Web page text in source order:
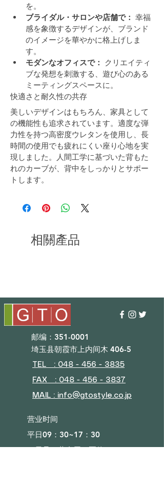
を。
ブライダル・サロンや店舗で： 幸福
感を象徴するデザインが、ブランド
のイメージを華やかに格上げしま
す。
モダンなオフィスで：
クリエイティ
ブな発想を刺激する、遊び心のある
ミーティングスペースに。
快適さと耐久性の共存
美しいデザインはもちろん、家具として
の機能性も追求されています。適度な弾
力性を持つ高密度ウレタンを使用し、長
時間の使用でも疲れにくい座り心地を実
現しました。人間工学に基づいた背もた
れのカーブが、背中をしっかりとサポー
トします。
相關產品
邮编：351-0001
埼玉县朝霞市上内间木 406-5
TEL : 048 - 456 - 3835​
FAX : 048 - 456 - 3837
MAIL : info@gtostyle.co.jp
营业时间​
平日09：30~17：30
（元旦、黄金周、夏休）